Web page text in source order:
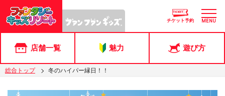
チケット予約 MENU
店舗一覧 魅力 遊び方
総合トップ 冬のハイパー縁日！！